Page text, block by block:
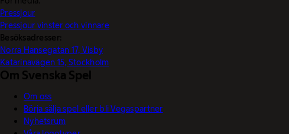
Pressjour
Pressjour vinster och vinnare
Besöksadresser:
Norra Hansegatan 17, Visby
Katarinavägen 15, Stockholm
Om Svenska Spel
Om oss
Börja sälja spel eller bli Vegaspartner
Nyhetsrum